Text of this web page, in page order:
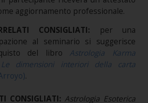
aggiornamento professionale.
CONSIGLIATI:
per una
al seminario si suggerisce
del libro Astrologia Karma
Le dimensioni interiori della carta
.
CONSIGLIATI: Astrologia Esoterica